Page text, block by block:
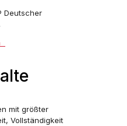
Deutscher
mit größter
Vollständigkeit